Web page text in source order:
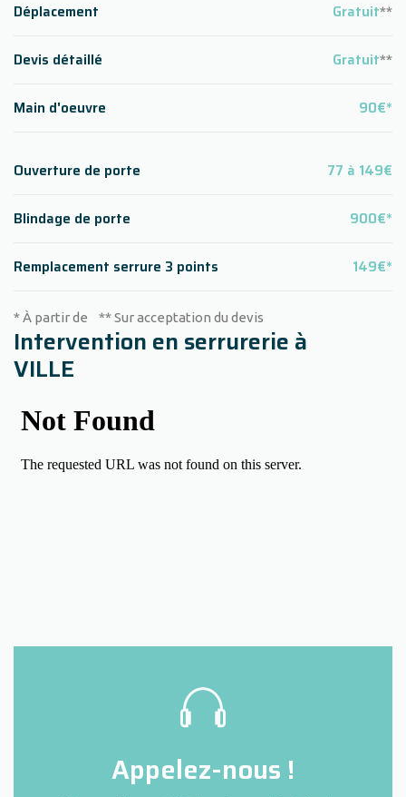
Déplacement Gratuit**
Devis détaillé Gratuit**
Main d'oeuvre 90€*
Ouverture de porte 77 à 149€
Blindage de porte 900€*
Remplacement serrure 3 points 149€*
* À partir de ** Sur acceptation du devis
Intervention en serrurerie à
VILLE
Appelez-nous !